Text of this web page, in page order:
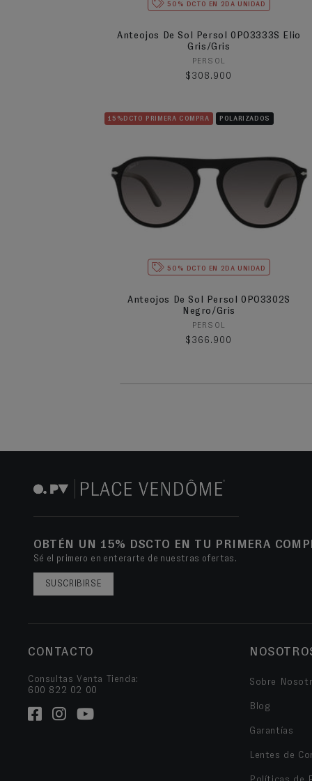
50% DCTO EN 2DA UNIDAD
Anteojos De Sol Persol 0PO3333S Elio
Gris/Gris
Proveedor:
PERSOL
Precio habitual
$308.900
15%DCTO PRIMERA COMPRA POLARIZADOS
50% DCTO EN 2DA UNIDAD
Anteojos De Sol Persol 0PO3302S
Negro/Gris
Proveedor:
PERSOL
Precio habitual
$366.900
OBTÉN UN 15% DSCTO EN TU PRIMERA
Sé el primero en enterarte de nuestras ofertas.
SUSCRIBIRSE
CONTACTO
Consultas Venta Tienda:
600 822 02 00
Sobre
Blog
Garantías
Lentes de